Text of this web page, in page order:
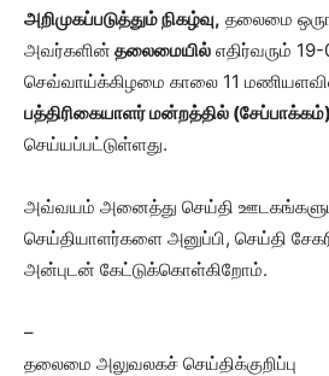
அறிமுகப்படுத்தும் நிகழ்வு, தலைமை
அவர்களின் தலைமையில் எதிர்வரும்
செவ்வாய்க்கிழமை காலை 11
பத்திரிகையாளர் மன்றத்தில் (சேப்பாக்கம்)
செய்யப்பட்டுள்ளது.
அவ்வயம் அனைத்து செய்தி
செய்தியாளர்களை அனுப்பி, செய்தி
அன்புடன் கேட்டுக்கொள்கிறோம்.
–
தலைமை அலுவலகச் செய்திக்குறிப்பு